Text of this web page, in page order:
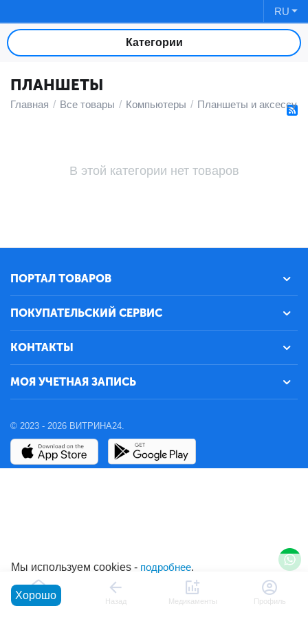
RU
Категории
ПЛАНШЕТЫ
Главная / Все товары / Компьютеры / Планшеты и
В этой категории нет товаров
ПОРТАЛ ТОВАРОВ
ПОКУПАТЕЛЬСКИЙ СЕРВИС
КОНТАКТЫ
МОЯ УЧЕТНАЯ ЗАПИСЬ
© 2023 - 2026 ВИТРИНА24.
Главная Назад Медикаменты Профиль
Мы используем cookies - подробнее.
Хорошо